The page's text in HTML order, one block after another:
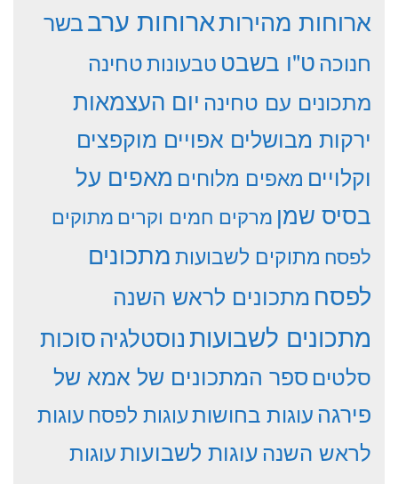
ארוחות מהירותארוחות ערבבשר
חנוכהט"ו בשבט טבעונותטחינה
מתכונים עם טחינה יום העצמאות
ירקות מבושלים אפויים מוקפצים
וקלויים מאפים מלוחים מאפים על
בסיס שמן מרקים חמים וקריםמתוקים
לפסח מתוקים לשבועותמתכונים
לפסח מתכונים לראש השנה
מתכונים לשבועותנוסטלגיהסוכות
סלטים ספר המתכונים של אמא של
פירגהעוגות בחושותעוגות לפסח עוגות
לראש השנהעוגות לשבועותעוגות